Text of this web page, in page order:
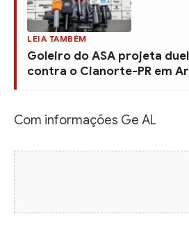
LEIA TAMBÉM
Goleiro do ASA projeta
contra o Cianorte-PR em
Com informações Ge AL